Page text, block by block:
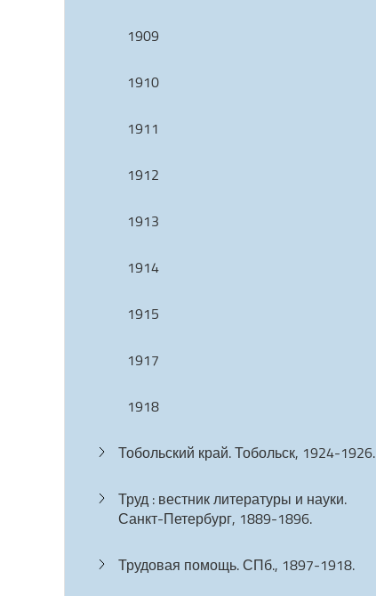
1909
1910
1911
1912
1913
1914
1915
1917
1918
Тобольский край. Тобольск, 1924-1926.
Труд : вестник литературы и науки.
Санкт-Петербург, 1889-1896.
Трудовая помощь. СПб., 1897-1918.